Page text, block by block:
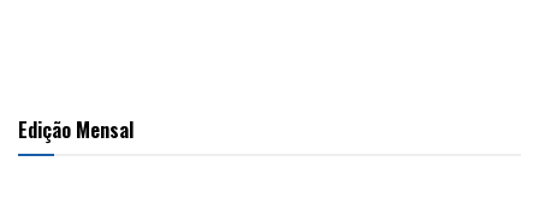
Edição Mensal